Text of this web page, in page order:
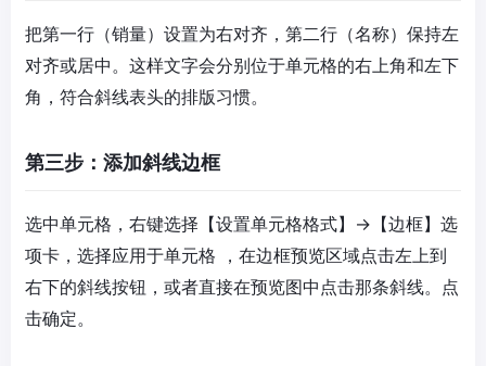
把第一行（销量）设置为右对齐，第二行（名称）保持左
对齐或居中。这样文字会分别位于单元格的右上角和左下
角，符合斜线表头的排版习惯。
第三步：添加斜线边框
选中单元格，右键选择【设置单元格格式】→【边框】选
项卡，选择应用于单元格 ，在边框预览区域点击左上到
右下的斜线按钮，或者直接在预览图中点击那条斜线。点
击确定。